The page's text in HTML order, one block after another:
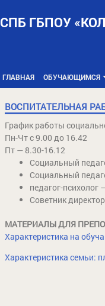
СПБ ГБПОУ
ГЛАВНАЯ ОБУЧАЮЩИМСЯ
ВОСПИТАТЕЛЬНАЯ
График работы
Пн-Чт с 9.00 до 16.42
Пт — 8.30-16.12
Социальный
Социальный
педагог-
Советник
МАТЕРИАЛЫ ДЛЯ
Характеристика на
Характеристика семьи: